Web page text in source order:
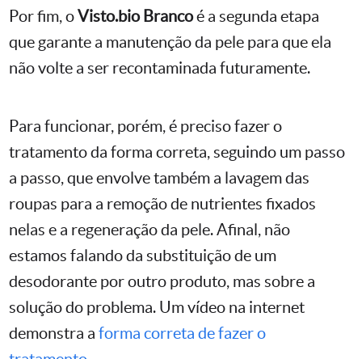
Por fim, oVisto.bio Brancoé a segunda etapa
que garante a manutenção da pele para que ela
não volte a ser recontaminada futuramente.
Para funcionar, porém, é preciso fazer o
tratamento da forma correta, seguindo um passo
a passo, que envolve também a lavagem das
roupas para a remoção de nutrientes fixados
nelas e a regeneração da pele. Afinal, não
estamos falando da substituição de um
desodorante por outro produto, mas sobre a
solução do problema. Um vídeo na internet
demonstra a forma correta de fazer o